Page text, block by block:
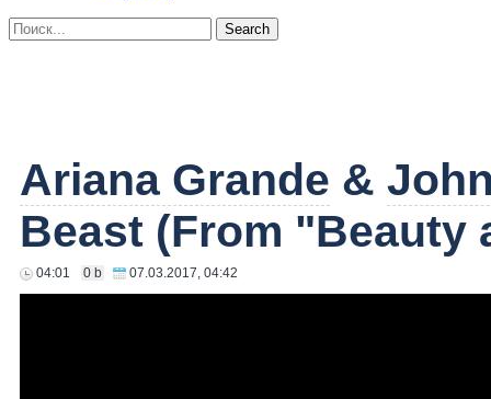
Ariana Grande &
Beast (From "Beauty
04:01 0 b 07.03.2017, 04:42